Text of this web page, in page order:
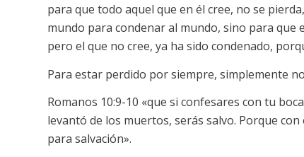
para que todo aquel que en él cree, no se
mundo para condenar al mundo, sino para que
pero el que no cree, ya ha sido condenado,
Para estar perdido por siempre, simplemente
Romanos 10:9-10 «que si confesares con tu
levantó de los muertos, serás salvo. Porque
para salvación».